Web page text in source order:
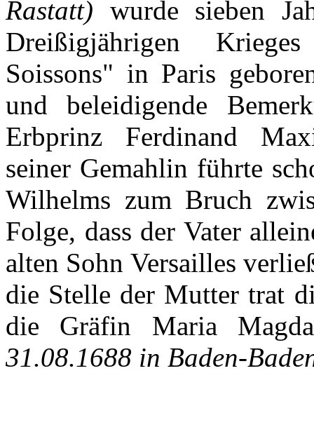
Rastatt) wurde sieben
Dreißigjährigen
Krieges
Soissons" in Paris
undbeleidigende
Erbprinz Ferdinand
seiner Gemahlin führte
Wilhelms zum Bruch
Folge, dass der Vater
alten Sohn Versailles
die Stelle der Muttertrat
die Gräfin Maria
31.08.1688 in Baden-